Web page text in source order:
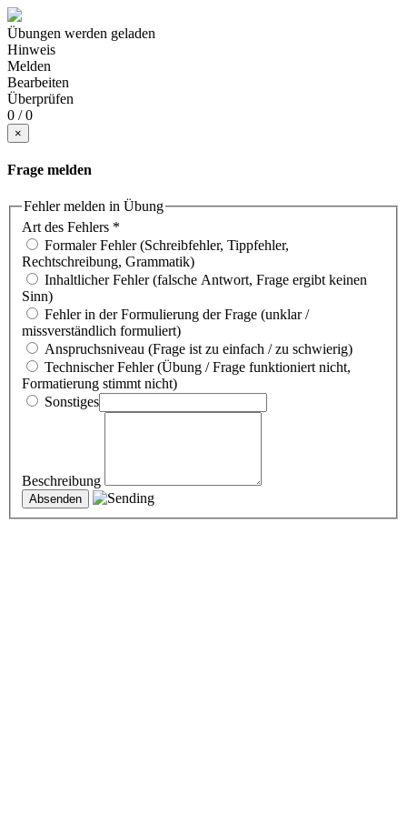
Übungen werden geladen
Hinweis
Melden
Bearbeiten
Überprüfen
0 / 0
×
Frage melden
Fehler melden in Übung
Art des Fehlers *
Formaler Fehler (Schreibfehler, Tippfehler,
Rechtschreibung, Grammatik)
Inhaltlicher Fehler (falsche Antwort, Frage ergibt keinen
Sinn)
Fehler in der Formulierung der Frage (unklar /
missverständlich formuliert)
Anspruchsniveau (Frage ist zu einfach / zu schwierig)
Technischer Fehler (Übung / Frage funktioniert nicht,
Formatierung stimmt nicht)
Sonstiges
Beschreibung